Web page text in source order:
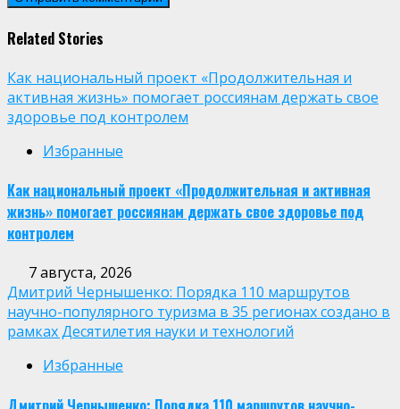
Related Stories
Как национальный проект «Продолжительная и
активная жизнь» помогает россиянам держать свое
здоровье под контролем
Избранные
Как национальный проект «Продолжительная и активная
жизнь» помогает россиянам держать свое здоровье под
контролем
7 августа, 2026
Дмитрий Чернышенко: Порядка 110 маршрутов
научно-популярного туризма в 35 регионах создано в
рамках Десятилетия науки и технологий
Избранные